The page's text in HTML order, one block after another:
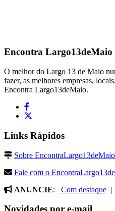
Encontra Largo13deMaio
O melhor do Largo 13 de Maio
fazer, as melhores empresas,
Encontra Largo13deMaio.
Links Rápidos
Sobre EncontraLargo13deMaio
Fale com o
ANUNCIE: Com destaque |